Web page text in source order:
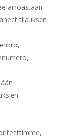
ainoastaan
tilauksen